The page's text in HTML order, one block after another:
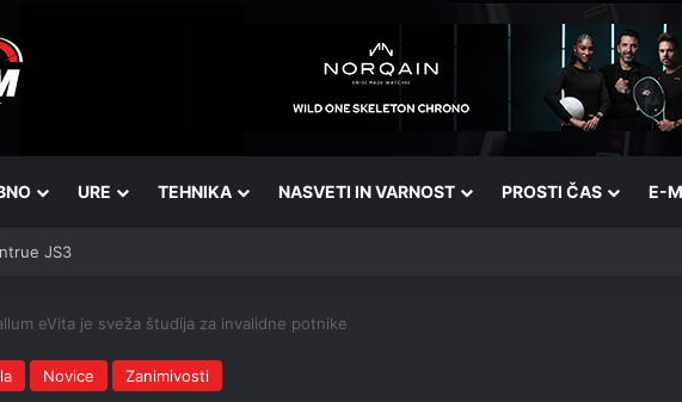
URE TEHNIKA NASVETI IN VARNOST PROSTI ČAS E-
JS3
eVita je sveža študija za invalidne potnike
Novice Zanimivosti